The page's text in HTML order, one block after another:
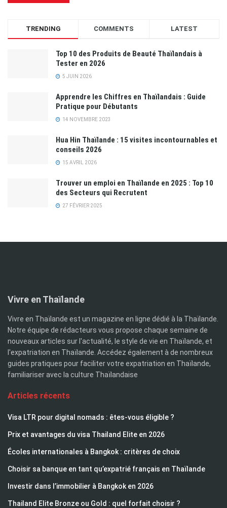
TRENDING COMMENTS LATEST
Top 10 des Produits de Beauté Thaïlandais à
Tester en 2026
5 JUIN 2026
Apprendre les Chiffres en Thaïlandais : Guide
Pratique pour Débutants
14 NOVEMBRE 2023
Hua Hin Thaïlande : 15 visites incontournables et
conseils 2026
15 AVRIL 2026
Trouver un emploi en Thaïlande en 2025 : Top 10
des Secteurs qui Recrutent
27 FÉVRIER 2025
Vivre en Thaïlande
Vivre en Thaïlande est un magazine en ligne dédié à la Thaïlande.
Notre équipe de rédacteurs vous propose chaque semaine de
nouveaux articles sur l'actualité, le style de vie en Thaïlande, et
l'expatriation en Thaïlande. Accédez également à de nombreux
guides pratiques pour faciliter votre expatriation en Thaïlande,
familiariser avec la culture Thaïlandaise
Articles récents
Visa LTR pour digital nomads : êtes-vous éligible ?
Prix et avantages du visa Thailand Elite en 2026
Écoles internationales à Bangkok : critères de choix
Choisir sa banque en tant qu’expatrié français en Thaïlande
Investir dans l’immobilier à Bangkok en 2026
Thailand Elite Bronze ou Gold : quel forfait choisir ?